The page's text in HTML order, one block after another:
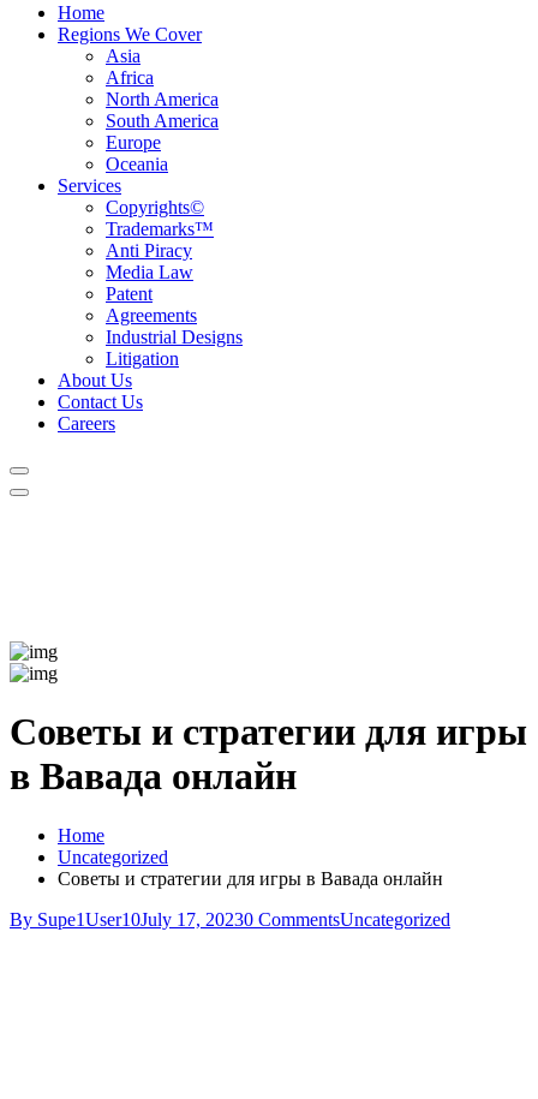
Home
Regions We Cover
Asia
Africa
North America
South America
Europe
Oceania
Services
Copyrights©
Trademarks™
Anti Piracy
Media Law
Patent
Agreements
Industrial Designs
Litigation
About Us
Contact Us
Careers
Советы и стратегии для игры
в Вавада онлайн
Home
Uncategorized
Советы и стратегии для игры в Вавада онлайн
By Supe1User10July 17, 20230 CommentsUncategorized